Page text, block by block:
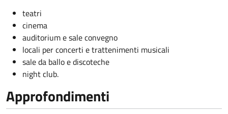
teatri
cinema
auditorium e sale convegno
locali per concerti e trattenimenti musicali
sale da ballo e discoteche
night club.
Approfondimenti